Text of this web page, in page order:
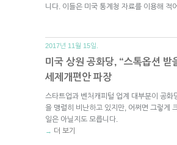
니다. 이들은 미국 통계청 자료를 이용해 적
2017년 11월 15일.
미국 상원 공화당, “스톡옵션 받
세제개편안 파장
스타트업과 벤처캐피털 업계 대부분이 공화
을 맹렬히 비난하고 있지만, 어쩌면 그렇게
일은 아닐지도 모릅니다.
→ 더 보기